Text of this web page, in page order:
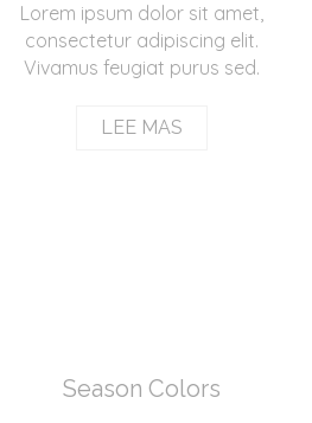
Lorem ipsum dolor sit amet,
consectetur adipiscing elit.
Vivamus feugiat purus sed.
LEE MAS
Season Colors